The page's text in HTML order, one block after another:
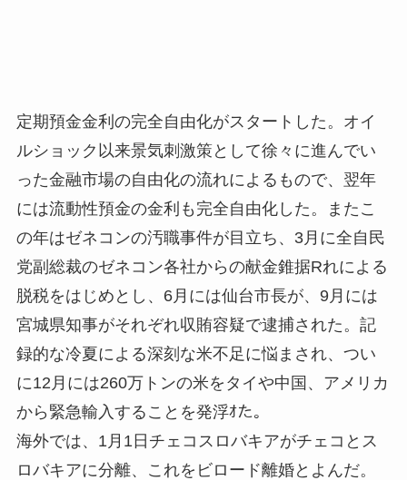
定期預金金利の完全自由化がスタートした。オイ
ルショック以来景気刺激策として徐々に進んでい
った金融市場の自由化の流れによるもので、翌年
には流動性預金の金利も完全自由化した。またこ
の年はゼネコンの汚職事件が目立ち、3月に全自民
党副総裁のゼネコン各社からの献金錐据Rれによる
脱税をはじめとし、6月には仙台市長が、9月には
宮城県知事がそれぞれ収賄容疑で逮捕された。記
録的な冷夏による深刻な米不足に悩まされ、つい
に12月には260万トンの米をタイや中国、アメリカ
から緊急輸入することを発浮ｵた。
海外では、1月1日チェコスロバキアがチェコとス
ロバキアに分離、これをビロード離婚とよんだ。